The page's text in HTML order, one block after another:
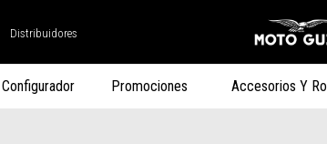
Distribuidores
Distribuidores
Configurador Promociones Accesorios Y